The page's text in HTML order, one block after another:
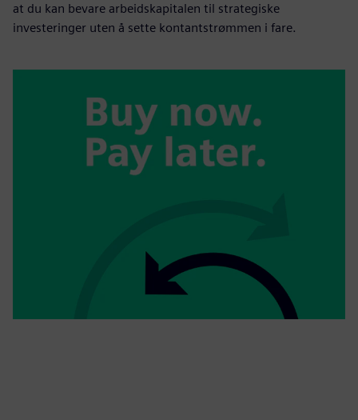
at du kan bevare arbeidskapitalen til strategiske
investeringer uten å sette kontantstrømmen i fare.